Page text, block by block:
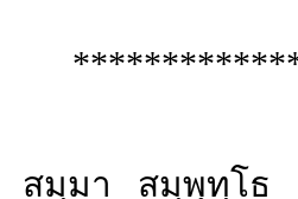
สมฺมา สมฺพุทฺโธ